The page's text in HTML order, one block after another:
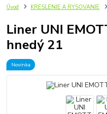
Úvod KRESLENIE A RYSOVANIE
Liner UNI
hnedý 21
Novinka